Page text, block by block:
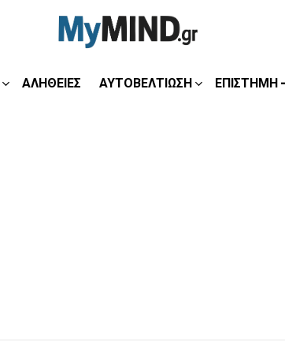
ΑΛΉΘΕΙΕΣ ΑΥΤΟΒΕΛΤΊΩΣΗ ΕΠΙΣΤΉΜΗ